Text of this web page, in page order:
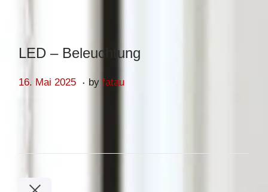
LED – Beleuchtung
Posted on
16. Mai 2025 1. by fatau